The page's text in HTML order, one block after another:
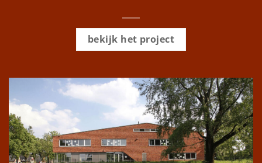
bekijk het project